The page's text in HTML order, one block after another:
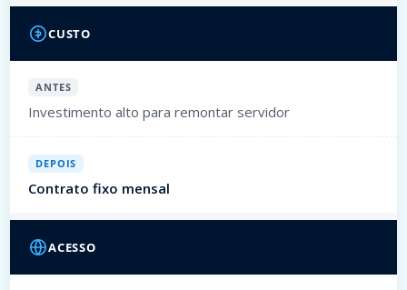
CUSTO
ANTES
Investimento alto para remontar servidor
DEPOIS
Contrato fixo mensal
ACESSO